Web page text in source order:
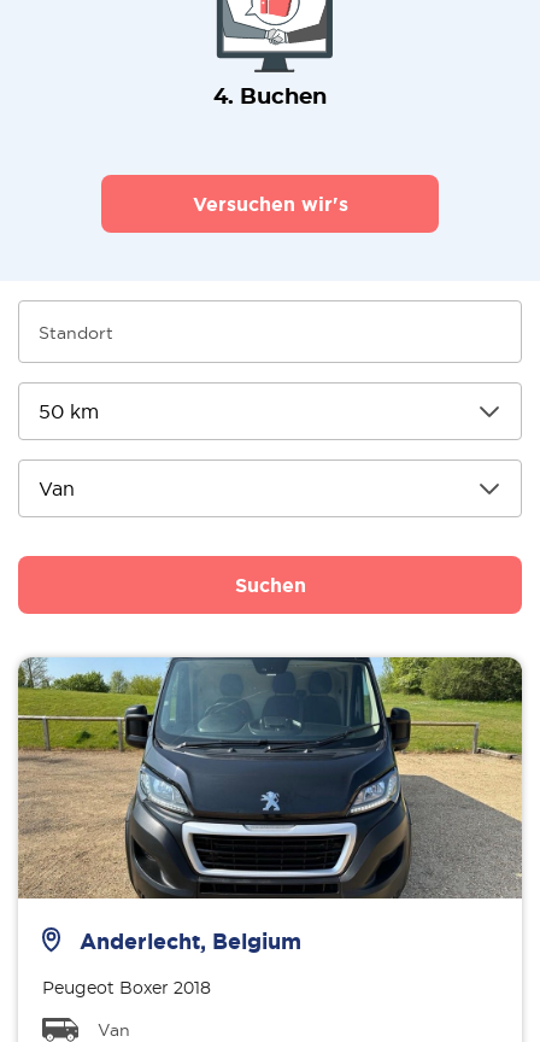
4. Buchen
Versuchen wir's
Suchen
Anderlecht, Belgium
Peugeot Boxer 2018
Van